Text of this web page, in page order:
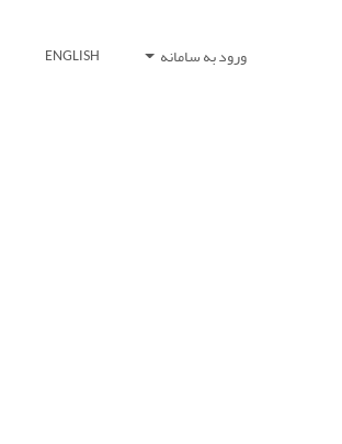
ورود به سامانه ENGLISH